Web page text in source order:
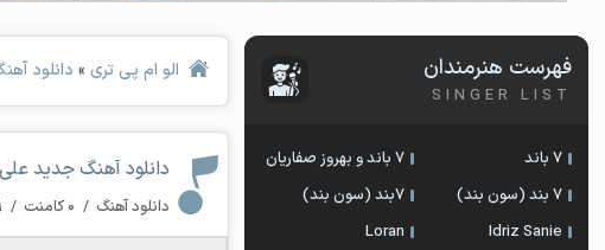
الو ام پی تری » دانلود
دانلود آهنگ جدید
دانلود آهنگ / ۰ کامنت /
فهرست هنرمندان
SINGER LIST
7 باند
7 باند و بهروز صفاریان
7 بند (سون بند)
۷بند (سون بند)
Idriz Sanie
Loran